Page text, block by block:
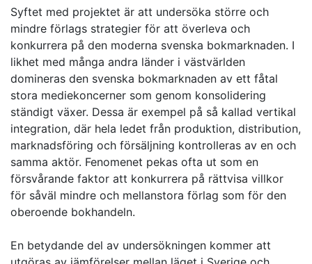
Syftet med projektet är att undersöka större och
mindre förlags strategier för att överleva och
konkurrera på den moderna svenska bokmarknaden. I
likhet med många andra länder i västvärlden
domineras den svenska bokmarknaden av ett fåtal
stora mediekoncerner som genom konsolidering
ständigt växer. Dessa är exempel på så kallad vertikal
integration, där hela ledet från produktion, distribution,
marknadsföring och försäljning kontrolleras av en och
samma aktör. Fenomenet pekas ofta ut som en
försvårande faktor att konkurrera på rättvisa villkor
för såväl mindre och mellanstora förlag som för den
oberoende bokhandeln.
En betydande del av undersökningen kommer att